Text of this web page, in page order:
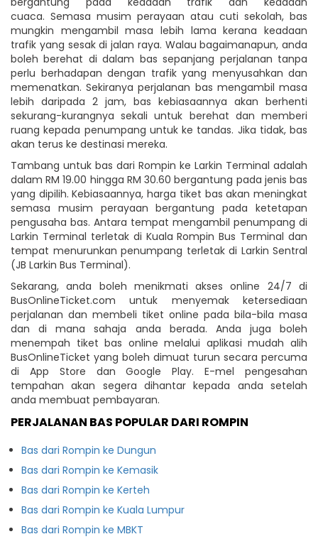
cuaca. Semasa musim perayaan atau cuti sekolah, bas
mungkin mengambil masa lebih lama kerana keadaan
trafik yang sesak di jalan raya. Walau bagaimanapun, anda
boleh berehat di dalam bas sepanjang perjalanan tanpa
perlu berhadapan dengan trafik yang menyusahkan dan
memenatkan. Sekiranya perjalanan bas mengambil masa
lebih daripada 2 jam, bas kebiasaannya akan berhenti
sekurang-kurangnya sekali untuk berehat dan memberi
ruang kepada penumpang untuk ke tandas. Jika tidak, bas
akan terus ke destinasi mereka.
Tambang untuk bas dari Rompin ke Larkin Terminal adalah
dalam RM 19.00 hingga RM 30.60 bergantung pada jenis bas
yang dipilih. Kebiasaannya, harga tiket bas akan meningkat
semasa musim perayaan bergantung pada ketetapan
pengusaha bas. Antara tempat mengambil penumpang di
Larkin Terminal terletak di Kuala Rompin Bus Terminal dan
tempat menurunkan penumpang terletak di Larkin Sentral
(JB Larkin Bus Terminal).
Sekarang, anda boleh menikmati akses online 24/7 di
BusOnlineTicket.com untuk menyemak ketersediaan
perjalanan dan membeli tiket online pada bila-bila masa
dan di mana sahaja anda berada. Anda juga boleh
menempah tiket bas online melalui aplikasi mudah alih
BusOnlineTicket yang boleh dimuat turun secara percuma
di App Store dan Google Play. E-mel pengesahan
tempahan akan segera dihantar kepada anda setelah
anda membuat pembayaran.
PERJALANAN BAS POPULAR DARI ROMPIN
Bas dari Rompin ke Dungun
Bas dari Rompin ke Kemasik
Bas dari Rompin ke Kerteh
Bas dari Rompin ke Kuala Lumpur
Bas dari Rompin ke MBKT